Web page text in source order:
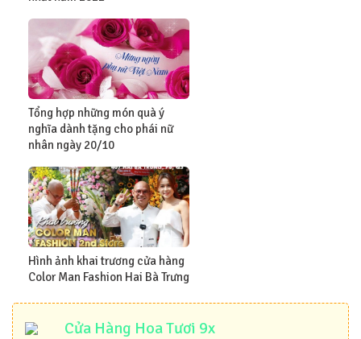
Tổng hợp những món quà ý
nghĩa dành tặng cho phái nữ
nhân ngày 20/10
Hình ảnh khai trương cửa hàng
Color Man Fashion Hai Bà Trưng
Cửa Hàng Hoa Tươi 9x